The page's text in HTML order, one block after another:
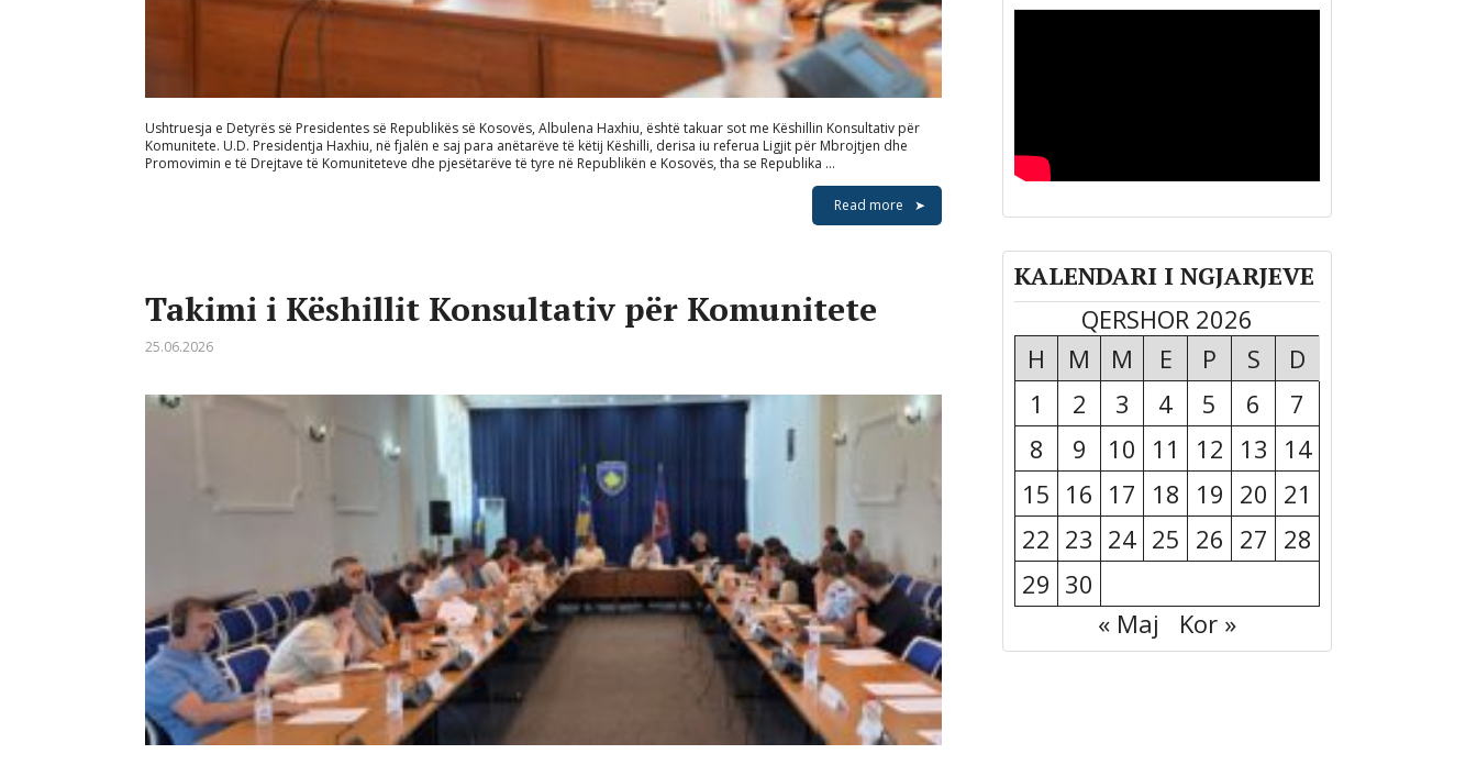
Ushtruesja e Detyrës së Presidentes së Republikës së Kosovës, Albulena Haxhiu, është takuar sot me Këshillin Konsultativ për
Komunitete. U.D. Presidentja Haxhiu, në fjalën e saj para anëtarëve të këtij Këshilli, derisa iu referua Ligjit për Mbrojtjen dhe
Promovimin e të Drejtave të Komuniteteve dhe pjesëtarëve të tyre në Republikën e Kosovës, tha se Republika …
Read more
Takimi i Këshillit Konsultativ për Komunitete
25.06.2026
KALENDARI I NGJARJEVE
QERSHOR 2026
H
M M E P S
D
1
2 3 4 5 6
7
8
9 10 11 12 13 14
15 16 17 18 19 20 21
22 23 24 25 26 27 28
29 30
« Maj
Kor »